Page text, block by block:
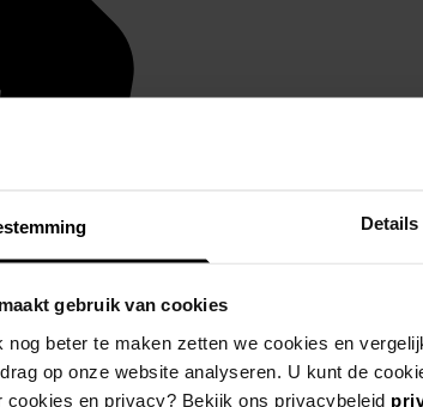
Details
gebruik van cookies
nog beter te maken zetten we cookies en
op onze website analyseren. U kunt de
cookies en privacy? Bekijk ons privacybeleid